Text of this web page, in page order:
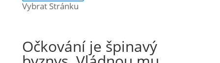
Vybrat Stránku
Očkování je špinavý